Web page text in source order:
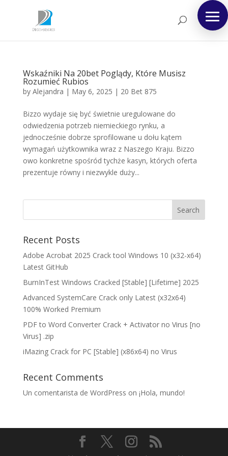
Wskaźniki Na 20bet Poglądy, Które Musisz
Rozumieć Rubios
by Alejandra | May 6, 2025 | 20 Bet 875
Bizzo wydaje się być świetnie uregulowane do
odwiedzenia potrzeb niemieckiego rynku, a
jednocześnie dobrze sprofilowane u dołu kątem
wymagań użytkownika wraz z Naszego Kraju. Bizzo
owo konkretne spośród tychże kasyn, których oferta
prezentuje równy i niezwykle duży...
Recent Posts
Adobe Acrobat 2025 Crack tool Windows 10 (x32-x64)
Latest GitHub
BurnInTest Windows Cracked [Stable] [Lifetime] 2025
Advanced SystemCare Crack only Latest (x32x64)
100% Worked Premium
PDF to Word Converter Crack + Activator no Virus [no
Virus] .zip
iMazing Crack for PC [Stable] (x86x64) no Virus
Recent Comments
Un comentarista de WordPress on ¡Hola, mundo!